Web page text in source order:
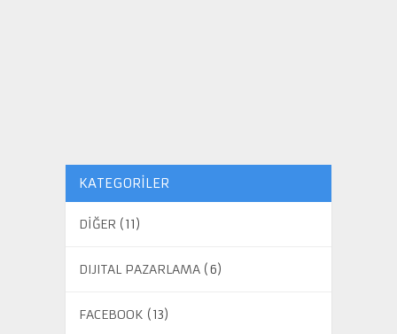
KATEGORILER
DİĞER (11)
DIJITAL PAZARLAMA(6)
FACEBOOK (13)